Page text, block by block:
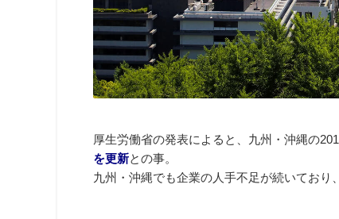
厚生労働省の発表によると、九州・沖縄の
を更新との事。
九州・沖縄でも企業の人手不足が続いており